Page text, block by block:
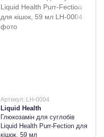
Артикул: LH-0004
Liquid Health
Глюкозамін для суглобів
Liquid Health Purr-Fection для
кішок, 59 мл